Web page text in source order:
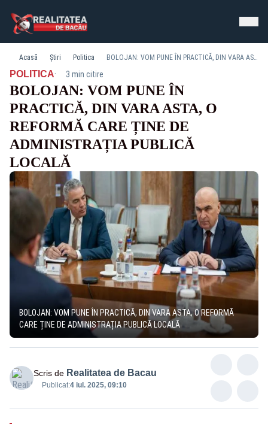
Acasă Știri Politica BOLOJAN: VOM PUNE ÎN PRACTICĂ, DIN VARA ASTA, O REFORMĂ CARE ȚINE DE ADMINISTRAȚIA PUBLICĂ LOCALĂ
POLITICA· 3 min citire
BOLOJAN: VOM PUNE ÎN
PRACTICĂ, DIN VARA ASTA, O
REFORMĂ CARE ȚINE DE
ADMINISTRAȚIA PUBLICĂ
LOCALĂ
BOLOJAN: VOM PUNE ÎN PRACTICĂ, DIN VARA ASTA, O REFORMĂ
CARE ȚINE DE ADMINISTRAȚIA PUBLICĂ LOCALĂ
Scris de Realitatea de Bacau
Publicat:4 iul. 2025, 09:10